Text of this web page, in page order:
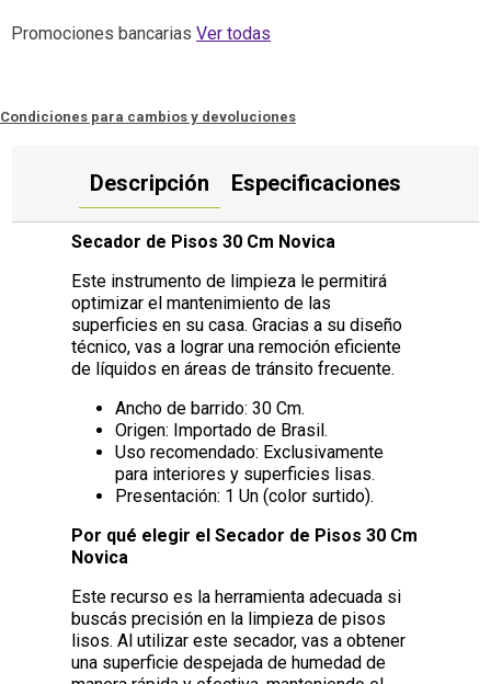
Promociones bancarias Ver todas
Condiciones para cambios y devoluciones
Descripción Especificaciones
Secador de Pisos 30 Cm Novica
Este instrumento de limpieza le permitirá
optimizar el mantenimiento de las
superficies en su casa. Gracias a su diseño
técnico, vas a lograr una remoción eficiente
de líquidos en áreas de tránsito frecuente.
Ancho de barrido: 30 Cm.
Origen: Importado de Brasil.
Uso recomendado: Exclusivamente
para interiores y superficies lisas.
Presentación: 1 Un (color surtido).
Por qué elegir el Secador de Pisos 30 Cm
Novica
Este recurso es la herramienta adecuada si
buscás precisión en la limpieza de pisos
lisos. Al utilizar este secador, vas a obtener
una superficie despejada de humedad de